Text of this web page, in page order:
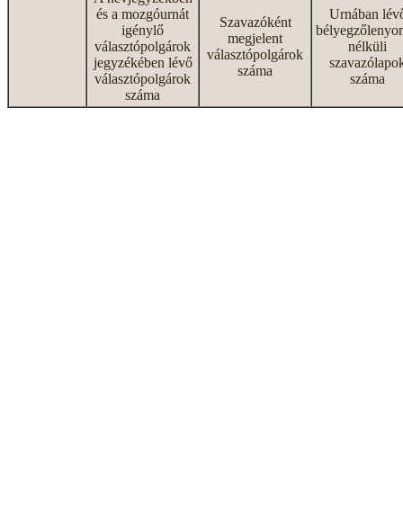
és a mozgóurnát
igénylő
választópolgárok
jegyzékében lévő
választópolgárok
száma
Szavazóként
megjelent
választópolgárok
száma
Urnában
nélküli
száma